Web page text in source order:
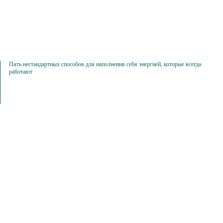
Пять нестандартных способов для наполнения себя энергией, которые всегда
работают